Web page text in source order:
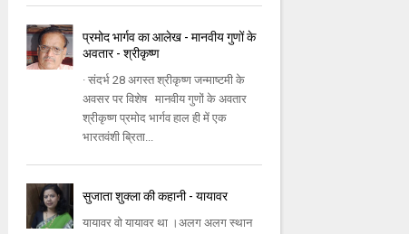
प्रमोद भार्गव का आलेख - मानवीय गुणों के
अवतार - श्रीकृष्ण
· संदर्भ 28 अगस्‍त श्रीकृष्‍ण जन्‍माष्‍टमी के
अवसर पर विशेष मानवीय गुणों के अवतार
श्रीकृष्‍ण प्रमोद भार्गव हाल ही में एक
भारतवंशी ब्रिता...
सुजाता शुक्ला की कहानी - यायावर
यायावर वो यायावर था ।अलग अलग स्थान